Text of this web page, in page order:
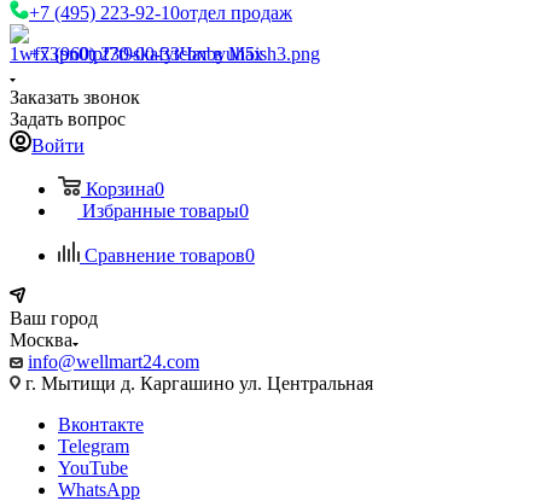
+7 (495) 223-92-10отдел продаж
+7 (960) 230-00-33Чат в Max
Заказать звонок
Задать вопрос
Войти
Корзина0
Избранные товары0
Сравнение товаров0
Ваш город
Москва
info@wellmart24.com
г. Мытищи д. Каргашино ул. Центральная
Вконтакте
Telegram
YouTube
WhatsApp